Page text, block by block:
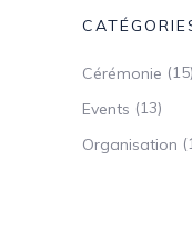
Cérémonie (15)
Events (13)
Organisation